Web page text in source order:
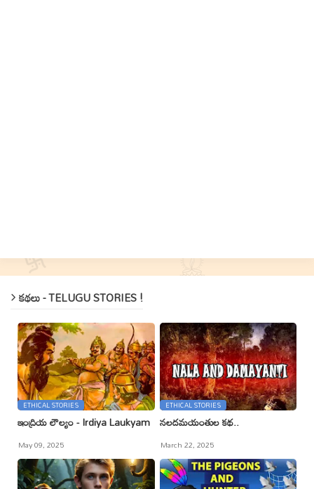
కథలు - TELUGU STORIES !
ETHICAL STORIES
ఇంద్రియ లౌల్యం - Irdiya Laukyam
May 09, 2025
ETHICAL STORIES
నలదమయంతుల కథ..
March 22, 2025